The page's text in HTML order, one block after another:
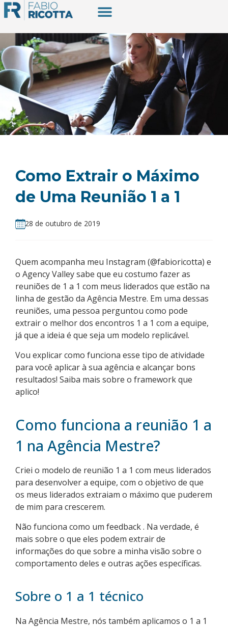
Como Extrair o Máximo
de Uma Reunião 1 a 1
28 de outubro de 2019
Quem acompanha meu Instagram (@fabioricotta) e
o Agency Valley sabe que eu costumo fazer as
reuniões de 1 a 1 com meus liderados que estão na
linha de gestão da Agência Mestre. Em uma dessas
reuniões, uma pessoa perguntou como pode
extrair o melhor dos encontros 1 a 1 com a equipe,
já que a ideia é que seja um modelo replicável.
Vou explicar como funciona esse tipo de atividade
para você aplicar à sua agência e alcançar bons
resultados! Saiba mais sobre o framework que
aplico!
Como funciona a reunião 1 a
1 na Agência Mestre?
Criei o modelo de reunião 1 a 1 com meus liderados
para desenvolver a equipe, com o objetivo de que
os meus liderados extraiam o máximo que puderem
de mim para crescerem.
Não funciona como um feedback . Na verdade, é
mais sobre o que eles podem extrair de
informações do que sobre a minha visão sobre o
comportamento deles e outras ações específicas.
Sobre o 1 a 1 técnico
Na Agência Mestre, nós também aplicamos o 1 a 1